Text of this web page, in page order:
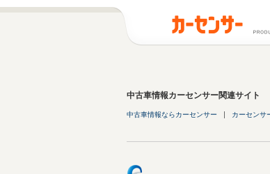
中古車情報カーセンサー関連サイト
中古車情報ならカーセンサー カーセンサ